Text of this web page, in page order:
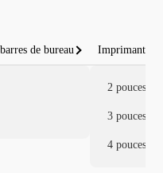
de bureau Imprimante
2 pouces
3 pouces
4 pouces